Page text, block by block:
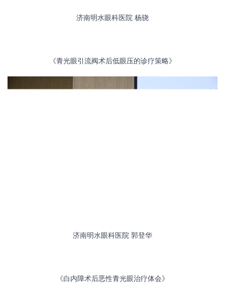
济南明水眼科医院 杨骁
《青光眼引流阀术后低眼压的诊疗策略》
济南明水眼科医院 郭登华
《白内障术后恶性青光眼治疗体会》